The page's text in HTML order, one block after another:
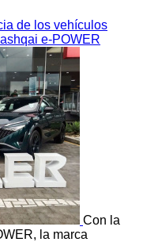
de los vehículos
e-POWER
Con la
la marca